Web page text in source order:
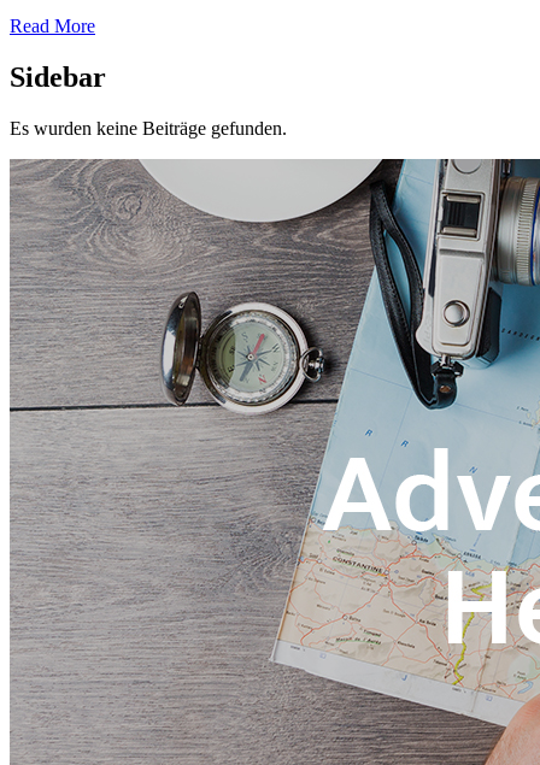
Read More
Sidebar
Es wurden keine Beiträge gefunden.